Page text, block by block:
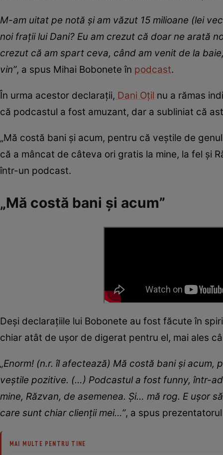
M-am uitat pe notă și am văzut 15 milioane (lei
noi frații lui Dani? Eu am crezut că doar ne arată
crezut că am spart ceva, când am venit de la
vin”, a spus Mihai Bobonete în podcast.
În urma acestor declarații, Dani Oțil nu a rămas
că podcastul a fost amuzant, dar a subliniat că
„Mă costă bani și acum, pentru că veștile de
că a mâncat de câteva ori gratis la mine, la fel și
într-un podcast.
„Mă costă bani și acum”
Deși declarațiile lui Bobonete au fost făcute în
chiar atât de ușor de digerat pentru el, mai ales
„Enorm! (n.r. îl afectează) Mă costă bani și
veștile pozitive. (…) Podcastul a fost funny, într-
mine, Răzvan, de asemenea. Și… mă rog. E ușor
care sunt chiar clienții mei…”, a spus
MAI MULTE PENTRU TINE